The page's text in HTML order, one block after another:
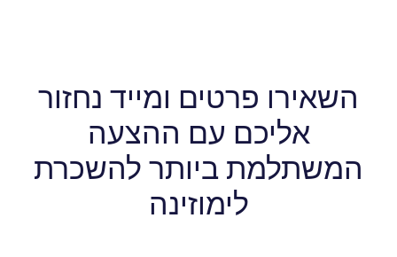
השאירו פרטים ומייד נחזור
אליכם עם ההצעה
המשתלמת ביותר להשכרת
לימוזינה